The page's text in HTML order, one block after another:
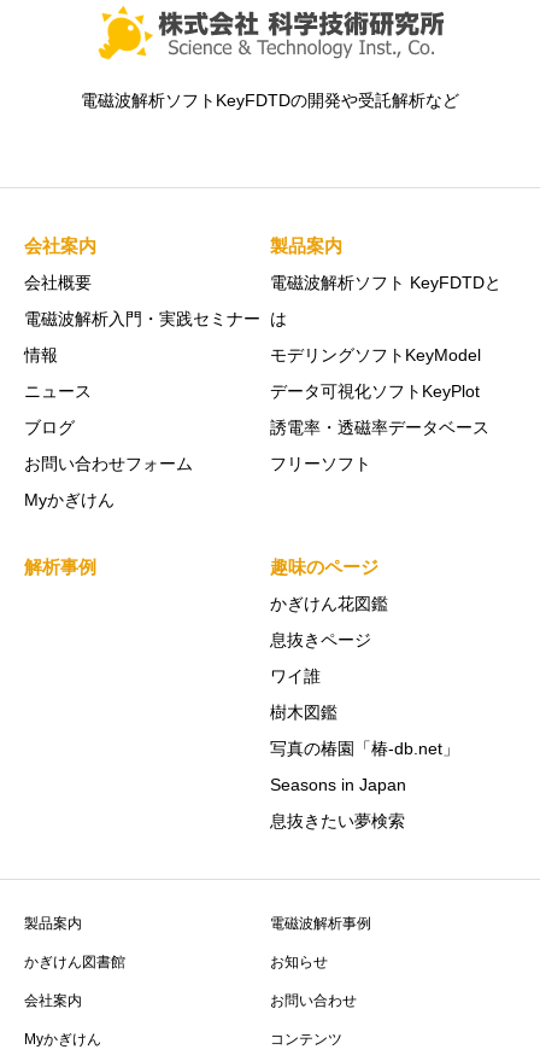
電磁波解析ソフトKeyFDTDの開発や受託解析など
会社案内
会社概要
電磁波解析入門・実践セミナー
情報
ニュース
ブログ
お問い合わせフォーム
Myかぎけん
製品案内
電磁波解析ソフト KeyFDTDと
は
モデリングソフトKeyModel
データ可視化ソフトKeyPlot
誘電率・透磁率データベース
フリーソフト
解析事例 趣味のページ
かぎけん花図鑑
息抜きページ
ワイ誰
樹木図鑑
写真の椿園「椿-db.net」
Seasons in Japan
息抜きたい夢検索
製品案内 電磁波解析事例
かぎけん図書館 お知らせ
会社案内 お問い合わせ
Myかぎけん コンテンツ